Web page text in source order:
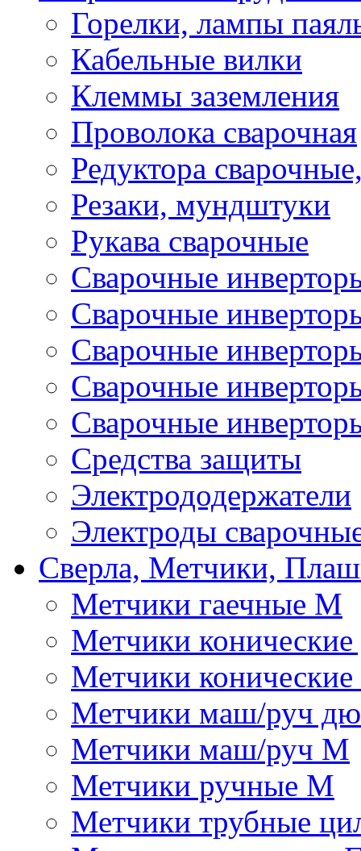
Горелки, лампы
Кабельные вилки
Клеммы заземления
Проволока сварочная
Редуктора
Резаки, мундштуки
Рукава сварочные
Сварочные
Сварочные
Сварочные
Сварочные
Сварочные
Средства защиты
Электрододержатели
Электроды
Сверла, Метчики,
Метчики гаечные М
Метчики
Метчики
Метчики маш/руч
Метчики маш/руч М
Метчики ручные М
Метчики трубные